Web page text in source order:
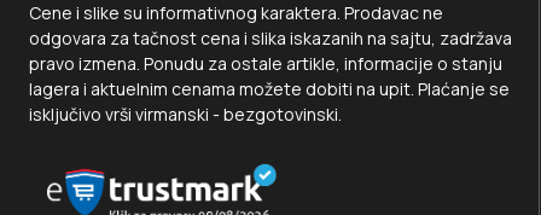
Cene i slike su informativnog karaktera. Prodavac ne
odgovara za tačnost cena i slika iskazanih na sajtu, zadržava
pravo izmena. Ponudu za ostale artikle, informacije o stanju
lagera i aktuelnim cenama možete dobiti na upit. Plaćanje se
isključivo vrši virmanski - bezgotovinski.